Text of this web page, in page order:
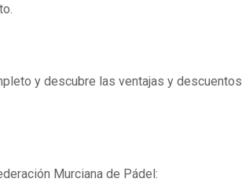
y descubre las ventajas y descuentos
Murciana de Pádel: